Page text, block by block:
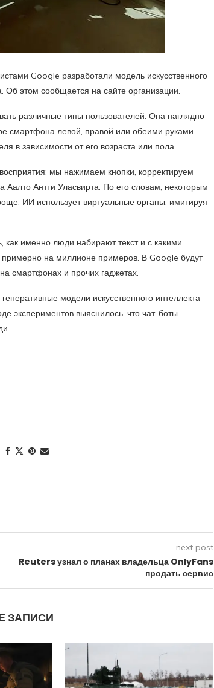
Google разработали модель искусственного
Об этом сообщается на сайте организации.
различные типы пользователей. Она наглядно
смартфона левой, правой или обеими руками.
в зависимости от его возраста или пола.
мы нажимаем кнопки, корректируем
Аалто Антти Уласвирта. По его словам, некоторым
ИИ использует виртуальные органы, имитируя
именно люди набирают текст и с какими
на миллионе примеров. В Google будут
смартфонах и прочих гаджетах.
модели искусственного интеллекта
экспериментов выяснилось, что чат-боты
next post
Reuters узнал о планах владельца OnlyFans
продать сервис
ЗАПИСИ